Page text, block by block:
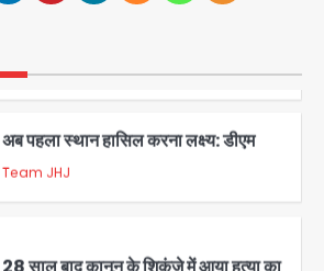
अब पहला स्थान हासिल करना लक्ष्य: डीएम
Team JHJ